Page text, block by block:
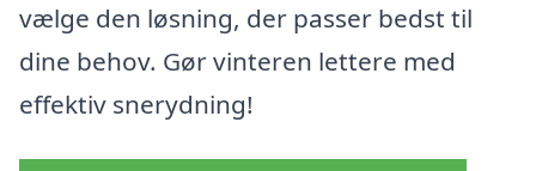
vælge den løsning, der passer bedst til
dine behov. Gør vinteren lettere med
effektiv snerydning!